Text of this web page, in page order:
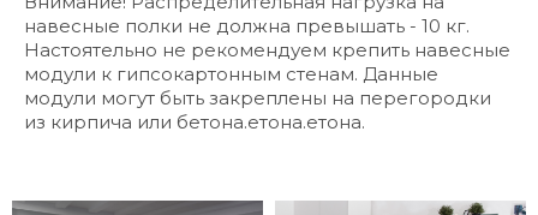
навесные полки не должна превышать - 10 кг.
Настоятельно не рекомендуем крепить навесные
модули к гипсокартонным стенам. Данные
модули могут быть закреплены на перегородки
из кирпича или бетона.етона.етона.